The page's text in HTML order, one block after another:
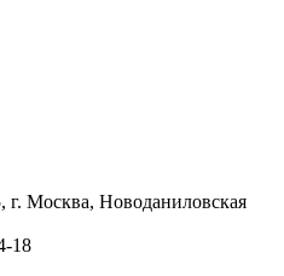
г. Москва, Новоданиловская
18